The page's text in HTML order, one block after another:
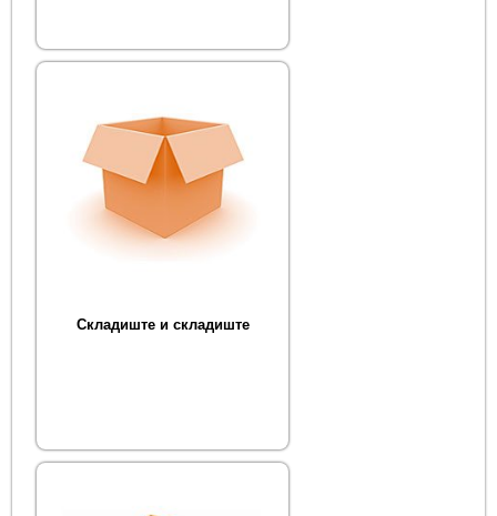
Складиште и складиште